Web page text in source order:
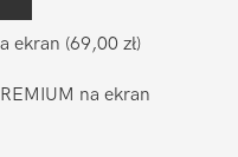
ekran (69,00 zł)
na ekran